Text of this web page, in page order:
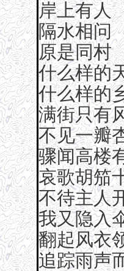
岸上有人
隔水相问
原是同村
什么样的
什么样的
满街只有
不见一瓣
骤闻高楼
哀歌胡笳
不待主人
我又隐入
翻起风衣
追踪雨声